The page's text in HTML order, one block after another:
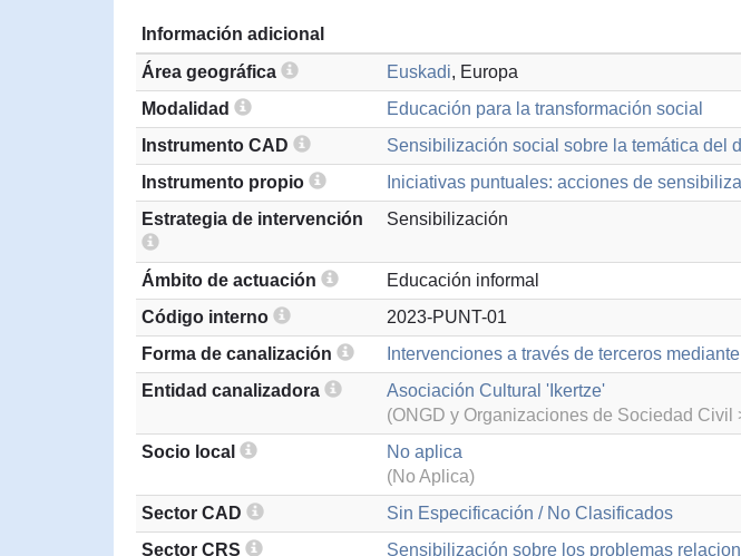
Información adicional
Área geográfica
Euskadi, Europa
Modalidad
Educación para la transformación social
Instrumento CAD
Sensibilización social sobre la temática del
Instrumento propio
Iniciativas puntuales: acciones de
Estrategia de intervención
Sensibilización
Ámbito de actuación
Educación informal
Código interno
2023-PUNT-01
Forma de canalización
Intervenciones a través de terceros
Entidad canalizadora
Asociación Cultural 'Ikertze'
(ONGD y Organizaciones de Sociedad
Socio local
No aplica
(No Aplica)
Sector CAD
Sin Especificación / No Clasificados
Sector CRS
Sensibilización sobre los problemas